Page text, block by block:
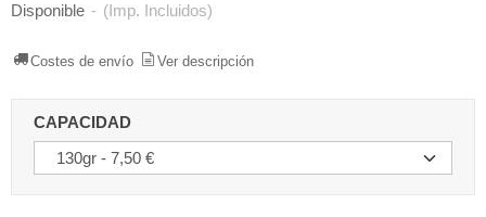
Disponible - (Imp. Incluidos)
Costes de envío Ver descripción
CAPACIDAD